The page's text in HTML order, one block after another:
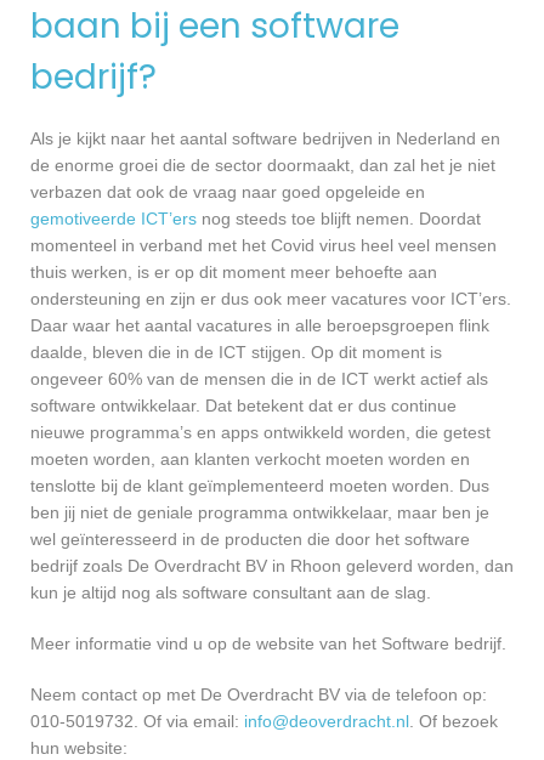
baan bij een software
bedrijf?
Als je kijkt naar het aantal software bedrijven in Nederland en
de enorme groei die de sector doormaakt, dan zal het je niet
verbazen dat ook de vraag naar goed opgeleide en
gemotiveerde ICT’ers nog steeds toe blijft nemen. Doordat
momenteel in verband met het Covid virus heel veel mensen
thuis werken, is er op dit moment meer behoefte aan
ondersteuning en zijn er dus ook meer vacatures voor ICT’ers.
Daar waar het aantal vacatures in alle beroepsgroepen flink
daalde, bleven die in de ICT stijgen. Op dit moment is
ongeveer 60% van de mensen die in de ICT werkt actief als
software ontwikkelaar. Dat betekent dat er dus continue
nieuwe programma’s en apps ontwikkeld worden, die getest
moeten worden, aan klanten verkocht moeten worden en
tenslotte bij de klant geïmplementeerd moeten worden. Dus
ben jij niet de geniale programma ontwikkelaar, maar ben je
wel geïnteresseerd in de producten die door het software
bedrijf zoals De Overdracht BV in Rhoon geleverd worden, dan
kun je altijd nog als software consultant aan de slag.
Meer informatie vind u op de website van het Software bedrijf.
Neem contact op met De Overdracht BV via de telefoon op:
010-5019732. Of via email: info@deoverdracht.nl . Of bezoek
hun website: